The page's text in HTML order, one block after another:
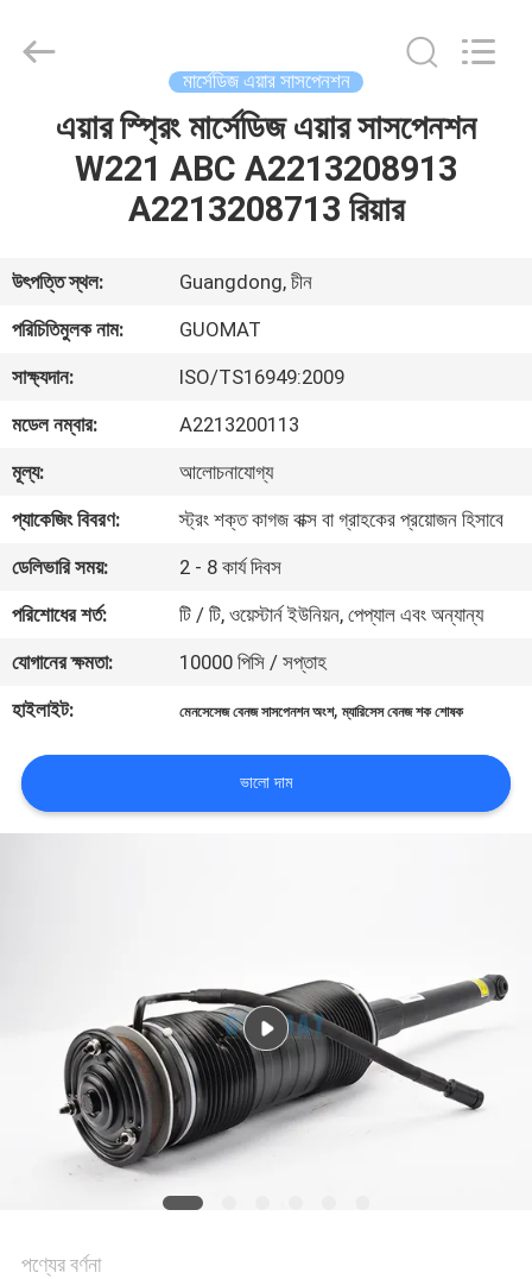
আমাদের
সম্পর্কে
কারখানা
ভ্রমণ
মান
নিয়ন্ত্রণ
করুন
উদ্ধৃতির
জন্য
আবেদন
PRIVACY
POLICY
মার্সেডিজ এয়ার সাসপেনশন
এয়ার স্প্রিং মার্সেডিজ এয়ার সাসপেনশন
W221 ABC A2213208913
A2213208713 রিয়ার
উৎপত্তি স্থল:
Guangdong, চীন
পরিচিতিমুলক নাম:
GUOMAT
সাক্ষ্যদান:
ISO/TS16949:2009
মডেল নম্বার:
A2213200113
মূল্য:
আলোচনাযোগ্য
প্যাকেজিং বিবরণ:
স্ট্রং শক্ত কাগজ বাক্স বা গ্রাহকের প্রয়োজন হিসাবে
ডেলিভারি সময়:
2 - 8 কার্য দিবস
পরিশোধের শর্ত:
টি / টি, ওয়েস্টার্ন ইউনিয়ন, পেপ্যাল ​​এবং অন্যান্য
যোগানের ক্ষমতা:
10000 পিসি / সপ্তাহ
হাইলাইট:
মেনসেসেজ বেনজ সাসপেনশন অংশ,ম্যারিসেস বেনজ শক শোষক
ভালো দাম
পণ্যের বর্ণনা